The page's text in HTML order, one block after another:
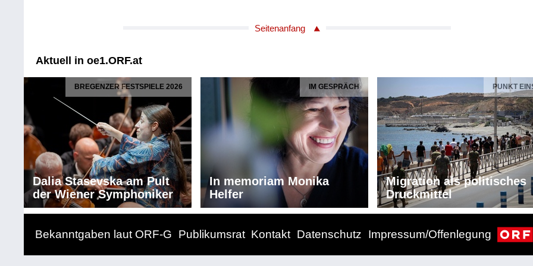
Seitenanfang
Aktuell in oe1.ORF.at
BREGENZER FESTSPIELE 2026
Dalia Stasevska am Pult
der Wiener Symphoniker
IM GESPRÄCH
In memoriam Monika
Helfer
PUNKT
Migration als politisches
Druckmittel
Bekanntgaben laut ORF-G Publikumsrat Kontakt Datenschutz Impressum/Offenlegung